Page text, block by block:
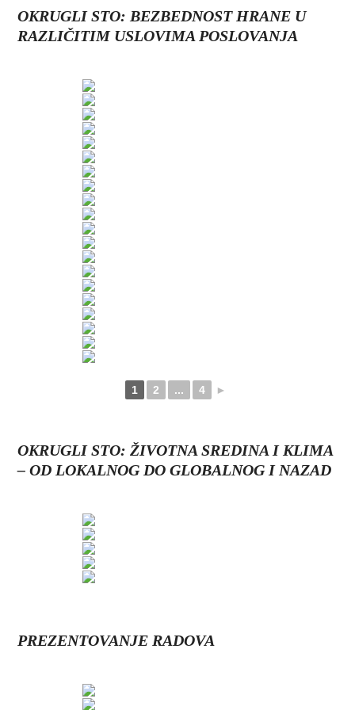
OKRUGLI STO: BEZBEDNOST HRANE U
RAZLIČITIM USLOVIMA POSLOVANJA
1 2 ... 4 ►
OKRUGLI STO: ŽIVOTNA SREDINA I KLIMA
– OD LOKALNOG DO GLOBALNOG I NAZAD
PREZENTOVANJE RADOVA